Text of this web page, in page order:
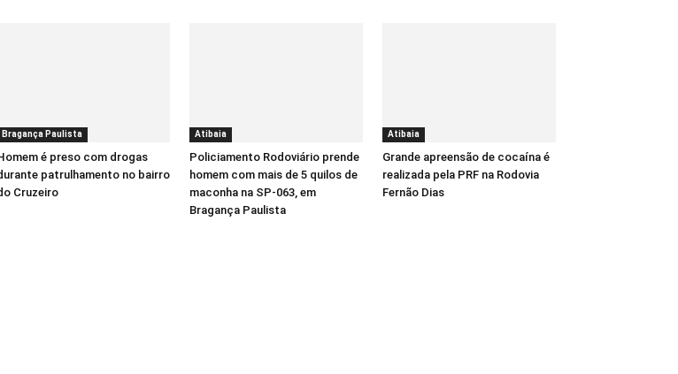
Bragança Paulista
é preso com drogas
patrulhamento no bairro
Cruzeiro
Atibaia
Policiamento Rodoviário prende
homem com mais de 5 quilos de
maconha na SP-063, em
Bragança Paulista
Atibaia
Grande apreensão de cocaína é
realizada pela PRF na Rodovia
Fernão Dias